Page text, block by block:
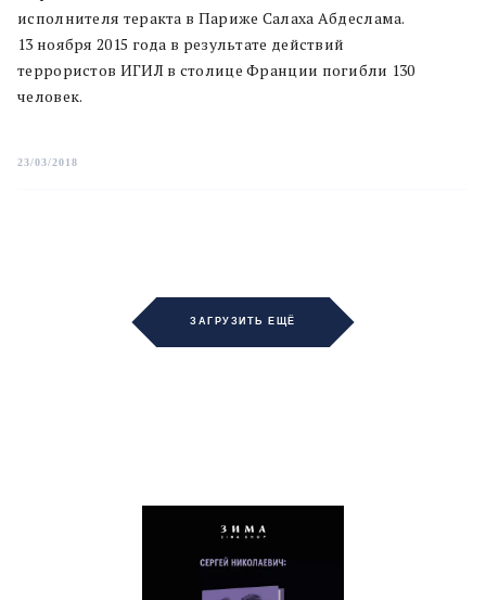
исполнителя теракта в Париже Салаха Абдеслама.
13 ноября 2015 года в результате действий
террористов ИГИЛ в столице Франции погибли 130
человек.
23/03/2018
ЗАГРУЗИТЬ ЕЩЁ